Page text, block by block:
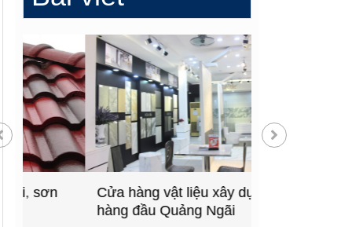
Cửa hàng vật liệu xây dựng
hàng đầu Quảng Ngãi